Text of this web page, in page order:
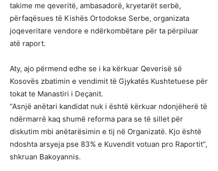
takime me qeveritë, ambasadorë, kryetarët serbë,
përfaqësues të Kishës Ortodokse Serbe, organizata
joqeveritare vendore e ndërkombëtare për ta përpiluar
atë raport.
Aty, ajo përmend edhe se i ka kërkuar Qeverisë së
Kosovës zbatimin e vendimit të Gjykatës Kushtetuese për
tokat te Manastiri i Deçanit.
“Asnjë anëtari kandidat nuk i është kërkuar ndonjëherë të
ndërmarrë kaq shumë reforma para se të sillet për
diskutim mbi anëtarësimin e tij në Organizatë. Kjo është
ndoshta arsyeja pse 83% e Kuvendit votuan pro Raportit”,
shkruan Bakoyannis.